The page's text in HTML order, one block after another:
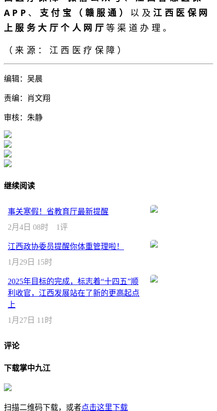
APP 、 支付宝（赣服通） 以及江西医保网
上服务大厅个人网厅 等渠道办理。
（来源：江西医疗保障）
编辑：吴晨
责编：肖文翔
审核：朱静
继续阅读
事关寒假！省教育厅最新提醒
2月4日 08时
1评
江西政协委员提醒你体重管理啦！
1月29日 15时
2025年目标的完成，标志着“十四五”顺
利收官，江西发展站在了新的更高起点
上
1月27日 11时
评论
下载掌中九江
扫描二维码下载，或者点击这里下载